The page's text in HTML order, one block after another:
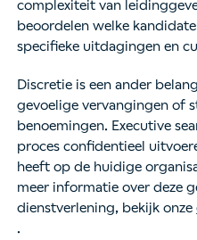
complexiteit van
beoordelen welke
specifieke uitdagingen en
Discretie is een ander
gevoelige vervangingen of
benoemingen. Executive
proces confidentieel
heeft op de huidige
meer informatie over deze
dienstverlening, bekijk onze
.